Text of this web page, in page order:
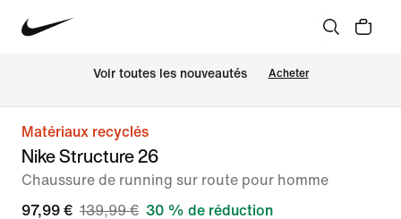
Voir toutes les nouveautés Acheter
Matériaux recyclés
Nike Structure 26
Chaussure de running sur route pour homme
97,99 € 139,99 € 30 % de réduction